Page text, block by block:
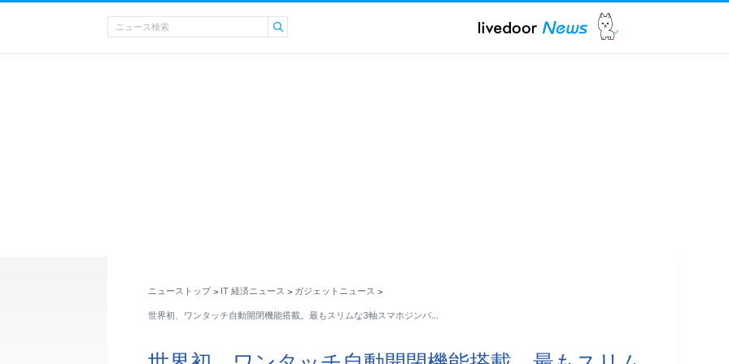
ニューストップ > IT 経済ニュース > ガジェットニュース >
世界初、ワンタッチ自動開閉機能搭載。最もスリムな3軸スマホジンバ…